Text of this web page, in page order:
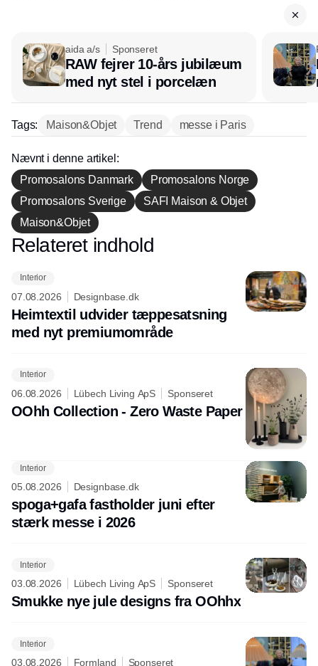
aida a/s Sponseret
RAW fejrer 10-års jubilæum
med nyt stel i porcelæn
Tags: Maison&Objet Trend messe i Paris
Nævnt i denne artikel:
Promosalons Danmark
Promosalons Norge
Promosalons Sverige
SAFI Maison & Objet
Maison&Objet
Annonce
Relateret indhold
Interior
07.08.2026 Designbase.dk
Heimtextil udvider tæppesatsning
med nyt premiumområde
Interior
06.08.2026 Lübech Living ApS Sponseret
OOhh Collection - Zero Waste Paper
Interior
05.08.2026 Designbase.dk
spoga+gafa fastholder juni efter
stærk messe i 2026
Interior
03.08.2026 Lübech Living ApS Sponseret
Smukke nye jule designs fra OOhhx
Interior
03.08.2026 Formland Sponseret